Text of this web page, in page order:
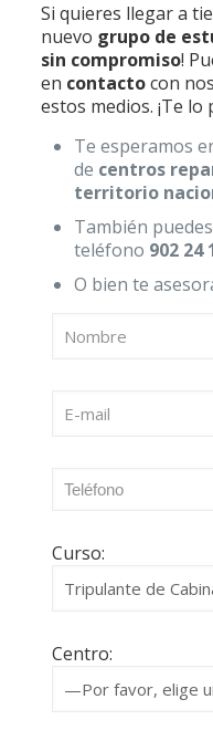
Si quieres llegar a
nuevo grupo de
sin compromiso!
en contactocon
estos medios. ¡Te lo
Te esperamos
de centros
territorio
También
teléfono 902 24
O bien te
Curso:
Centro: